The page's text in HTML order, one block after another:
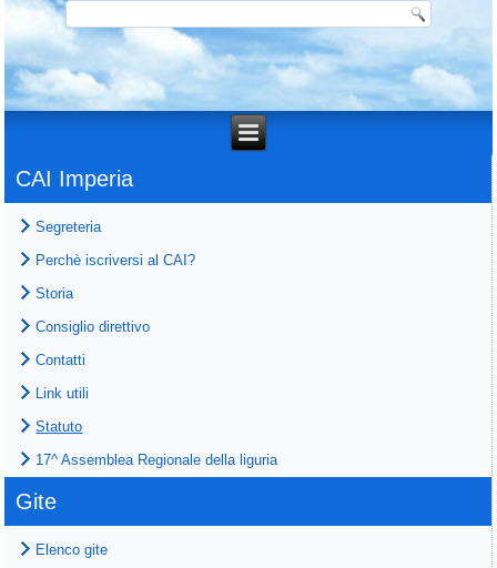
CAI Imperia
Segreteria
Perchè iscriversi al CAI?
Storia
Consiglio direttivo
Contatti
Link utili
Statuto
17^ Assemblea Regionale della liguria
Gite
Elenco gite